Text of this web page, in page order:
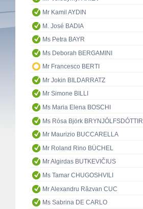
Mr Kamil AYDIN
M. José BADIA
Ms Petra BAYR
Ms Deborah BERGAMINI
Mr Francesco BERTI
Mr Jokin BILDARRATZ
Mr Simone BILLI
Ms Maria Elena BOSCHI
Ms Rósa Björk BRYNJÓLFSDÓTTIR
Mr Maurizio BUCCARELLA
Mr Roland Rino BÜCHEL
Mr Algirdas BUTKEVIČIUS
Ms Tamar CHUGOSHVILI
Mr Alexandru Răzvan CUC
Ms Sabrina DE CARLO